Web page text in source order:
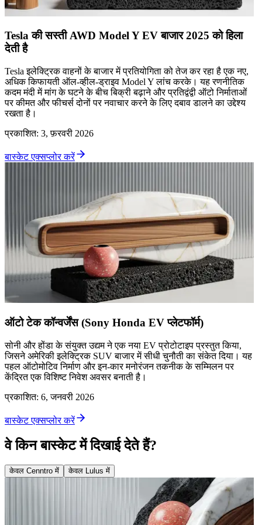
Tesla की सस्ती AWD Model Y EV बाजार 2025 को हिला
देती है
Tesla इलेक्ट्रिक वाहनों के बाजार में प्रतियोगिता को तेज कर रहा है एक नए,
अधिक किफायती ऑल-व्हील-ड्राइव Model Y लांच करके। यह रणनीतिक
कदम मंदी में मांग के घटने के बीच बिक्री बढ़ाने और प्रतिद्वंद्वी ऑटो निर्माताओं
पर कीमत और फीचर्स दोनों पर नवाचार करने के लिए दबाव डालने का उद्देश्य
रखता है।
प्रकाशित: 3, फ़रवरी 2026
बास्केट एक्सप्लोर करें
ऑटो टेक कॉन्वर्जेंस (Sony Honda EV प्लेटफॉर्म)
सोनी और होंडा के संयुक्त उद्यम ने एक नया EV प्रोटोटाइप प्रस्तुत किया,
जिसने अमेरिकी इलेक्ट्रिक SUV बाजार में सीधी चुनौती का संकेत दिया। यह
पहल ऑटोमोटिव निर्माण और इन-कार मनोरंजन तकनीक के सम्मिलन पर
केंद्रित एक विशिष्ट निवेश अवसर बनाती है।
प्रकाशित: 6, जनवरी 2026
बास्केट एक्सप्लोर करें
वे किन बास्केट में दिखाई देते हैं?
केवल Cenntro में केवल Lulus में